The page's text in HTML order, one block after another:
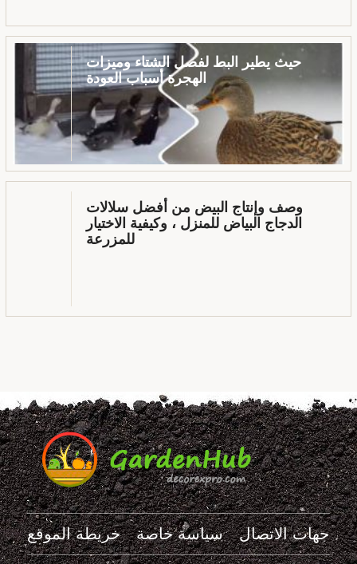
حيث يطير البط لفصل الشتاء وميزات
الهجرة أسباب العودة
وصف وإنتاج البيض من أفضل سلالات
الدجاج البياض للمنزل ، وكيفية الاختيار
للمزرعة
خريطة الموقع سياسة خاصة جهات الاتصال